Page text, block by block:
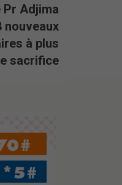
Pr Adjima
nouveaux
à plus
sacrifice